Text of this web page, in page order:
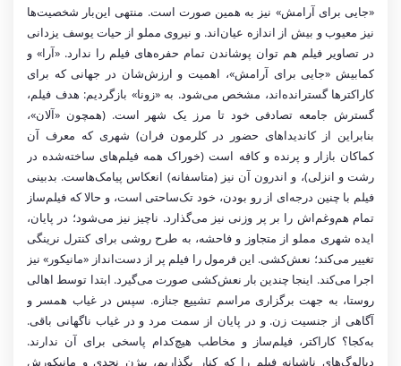
«جایی برای آرامش» نیز به همین صورت است. منتهی این‌بار شخصیت‌ها
نیز معیوب و بیش از اندازه عیان‌اند. و نیروی مملو از حیات یوسف یزدانی
در تصاویر فیلم هم توان پوشاندن تمام حفره‌های فیلم را ندارد. «آرا» و
کمابیش «جایی برای آرامش»، اهمیت و ارزش‌شان در جهانی که برای
کاراکترها گسترانده‌اند، مشخص می‌شود. به «زونا» بازگردیم: هدف فیلم،
گسترش جامعه تصادفی خود تا مرز یک شهر است. (همچون «آلان»،
بنابراین از کاندیداهای حضور در کلرمون فران) شهری که معرف آن
کماکان بازار و پرنده و کافه‌ است (خوراک همه فیلم‌های ساخته‌شده در
رشت و انزلی)، و اندرون آن نیز (متاسفانه) انعکاس پیامک‌هاست. بدبینی
فیلم با چنین درجه‌ای از رو بودن، خود تک‌ساحتی است، و حالا که فیلم‌ساز
تمام هم‌و‌غم‌اش را بر پر وزنی نیز می‌گذارد. ناچیز نیز می‌شود؛ در پایان،
ایده شهری مملو از متجاوز و فاحشه، به طرح روشی برای کنترل نرینگی
تغییر می‌کند؛ نعش‌کشی. این فرمول را فیلم پر از دست‌انداز «مانیکور» نیز
اجرا می‌کند. اینجا چندین بار نعش‌کشی صورت می‌گیرد. ابتدا توسط اهالی
روستا، به جهت برگزاری مراسم تشییع جنازه. سپس در غیاب همسر و
آگاهی از جنسیت زن. و در پایان از سمت مرد و در غیاب ناگهانی باقی.
به‌کجا؟ کاراکتر، فیلم‌ساز و مخاطب هیچ‌کدام پاسخی برای آن ندارند.
دیالوگ‌های ناشیانه فیلم را که کنار بگذاریم، بیژن نجدی و مانیکورش